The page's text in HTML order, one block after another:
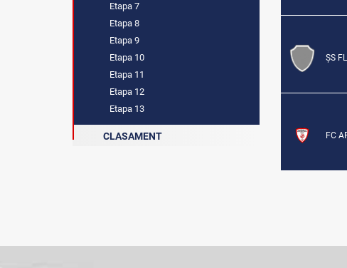
Etapa 7
Etapa 8
Etapa 9
Etapa 10
Etapa 11
Etapa 12
Etapa 13
CLASAMENT
ȘS
FC